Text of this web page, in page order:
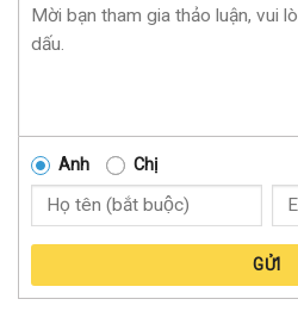
Anh Chị
GỬI